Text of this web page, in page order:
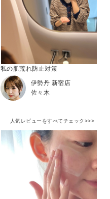
私の肌荒れ防止対策
伊勢丹 新宿店
佐々木
人気レビューをすべてチェック>>>